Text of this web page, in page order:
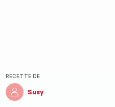
RECETTE DE
Susy